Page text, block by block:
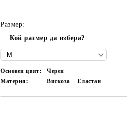
Размер:
Кой размер да избера?
Основен цвят:
Черен
Материя:
Вискоза Еластан